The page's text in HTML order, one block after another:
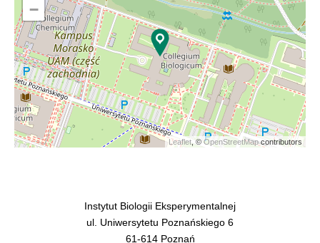
grupy
Bastille
kluczem
do
ich
potencjalnych
zastosowań”
−
Leaflet, ©OpenStreetMapcontributors
Instytut Biologii Eksperymentalnej
ul. Uniwersytetu Poznańskiego 6
61-614 Poznań